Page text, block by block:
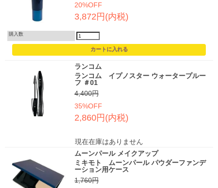
20%OFF
3,872円(内税)
購入数
ランコム
ランコム イプノスター ウォータープルー
フ ＃01
4,400円
35%OFF
2,860円(内税)
現在在庫はありません
ムーンパール メイクアップ
ミキモト ムーンパール パウダーファンデ
ーション用ケース
1,760円